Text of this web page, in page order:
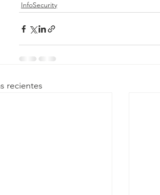
InfoSecurity
recientes